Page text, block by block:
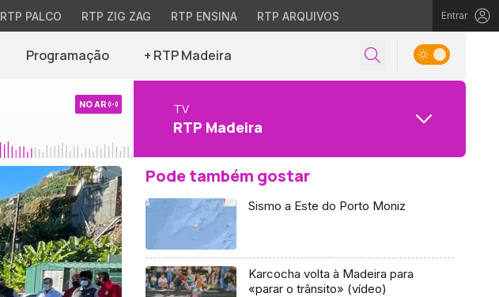
RTP PALCO RTP ZIG ZAG RTP ENSINA RTP ARQUIVOS Entrar
Programação + RTP Madeira
NO AR TV
RTP Madeira
Pode também gostar
Sismo a Este do Porto Moniz
Karcocha volta à Madeira para
«parar o trânsito» (vídeo)